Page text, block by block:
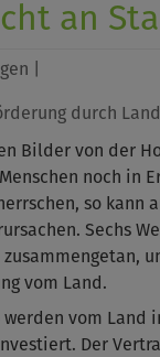
an
|
durch
Bilder von der
noch in
so kann
Sechs
vom Land.
vom Land
Der